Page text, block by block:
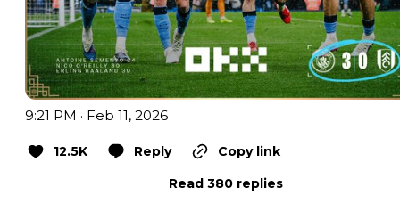
9:21 PM · Feb 11, 2026
12.5K Reply
Copy link
Read 380 replies